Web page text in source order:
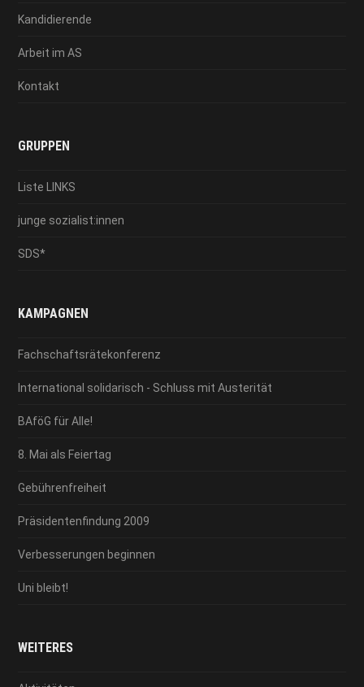
Kandidierende
Arbeit im AS
Kontakt
GRUPPEN
Liste LINKS
junge sozialist:innen
SDS*
KAMPAGNEN
Fachschaftsrätekonferenz
International solidarisch - Schluss mit Austerität
BAföG für Alle!
8. Mai als Feiertag
Gebührenfreiheit
Präsidentenfindung 2009
Verbesserungen beginnen
Uni bleibt!
WEITERES